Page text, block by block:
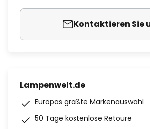
Kontaktieren Sie
Lampenwelt.de
Europas größte Markenauswahl
50 Tage kostenlose Retoure